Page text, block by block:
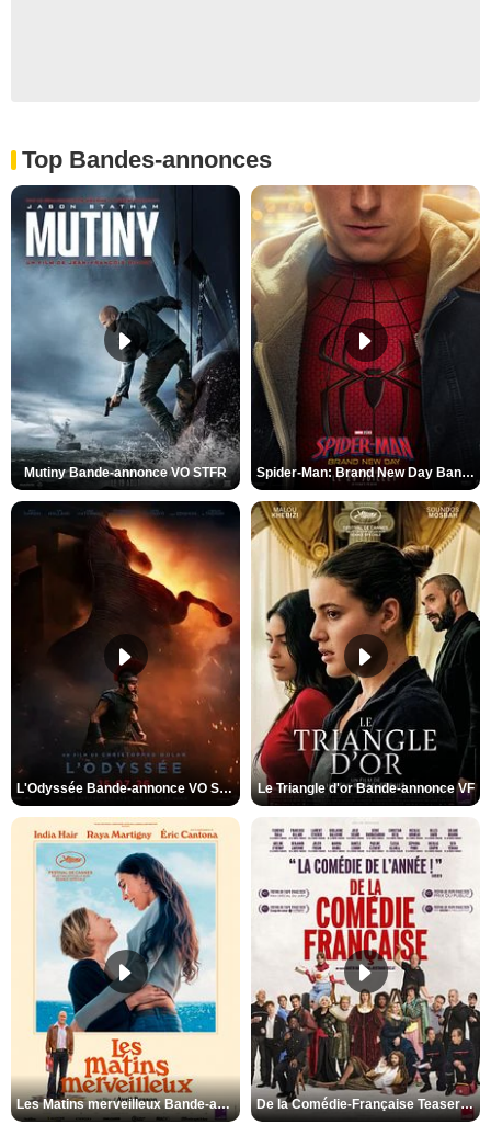
Top Bandes-annonces
Mutiny Bande-annonce VO STFR Spider-Man: Brand New Day Bande-annonce VO STFR
L'Odyssée Bande-annonce VO STFR Le Triangle d'or Bande-annonce VF
Les Matins merveilleux Bande-annonce VF De la Comédie-Française Teaser VF